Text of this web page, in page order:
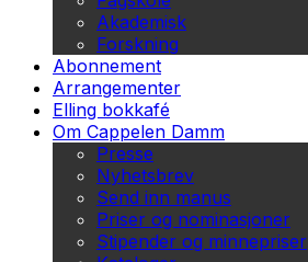
Akademisk
Forskning
Abonnement
Arrangementer
Elling bokkafé
Om Cappelen Damm
Presse
Nyhetsbrev
Send inn manus
Priser og nominasjoner
Stipender og minnepriser